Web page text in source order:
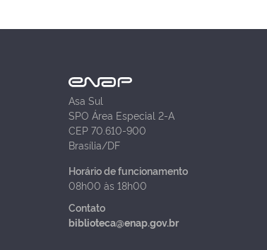
Asa Sul
SPO Área Especial 2-A
CEP 70.610-900
Brasília/DF
Horário de funcionamento
08h00 às 18h00
Contato
biblioteca@enap.gov.br